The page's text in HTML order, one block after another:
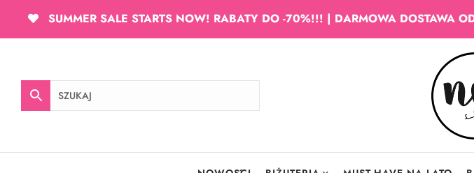
SUMMER SALE STARTS NOW! RABATY DO -70%!!! | DARMOWA DOSTAWA